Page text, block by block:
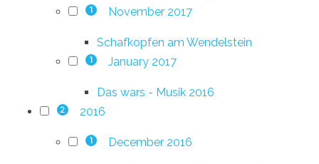
1 November 2017
Schafkopfen am Wendelstein
1 January 2017
Das wars - Musik 2016
2 2016
1 December 2016